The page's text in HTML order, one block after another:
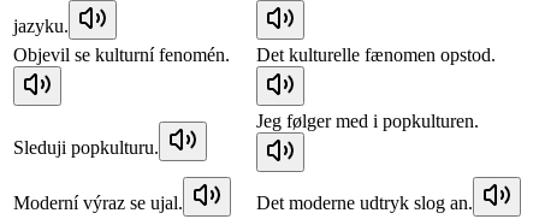
jazyku.
Objevil se kulturní fenomén. Det kulturelle fænomen opstod.
Sleduji popkulturu.
Jeg følger med i popkulturen.
Moderní výraz se ujal.
Det moderne udtryk slog an.